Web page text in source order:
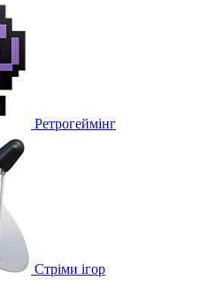
Ретрогеймінг
Стріми ігор